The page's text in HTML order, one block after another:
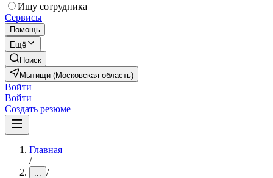
Ищу сотрудника
Сервисы
Помощь
Ещё
Поиск
Мытищи (Московская область)
Войти
Войти
Создать резюме
Главная
/
... /